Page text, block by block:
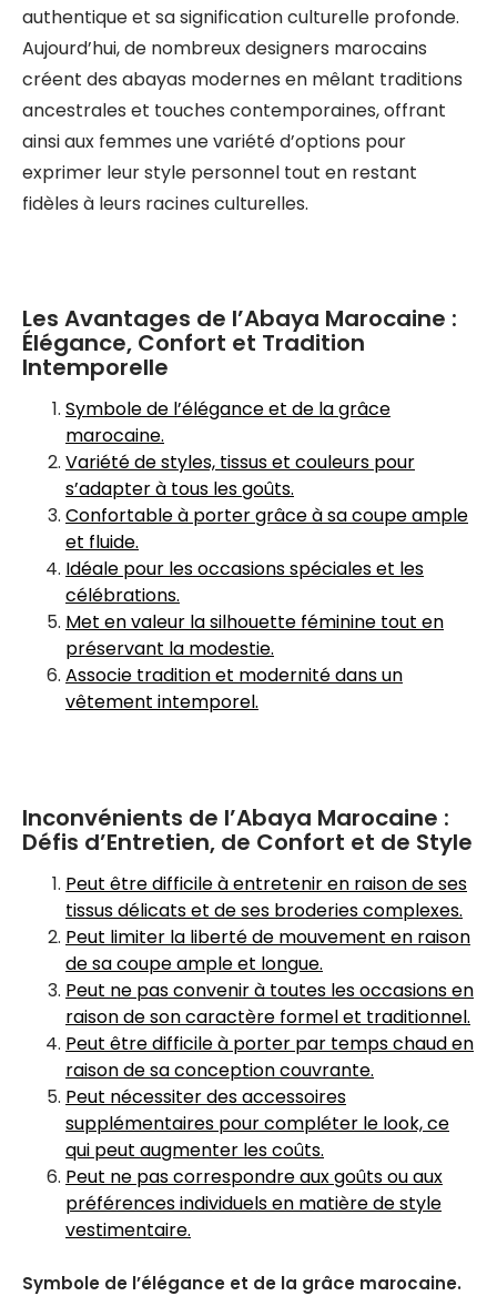
authentique et sa signification culturelle profonde.
Aujourd’hui, de nombreux designers marocains
créent des abayas modernes en mêlant traditions
ancestrales et touches contemporaines, offrant
ainsi aux femmes une variété d’options pour
exprimer leur style personnel tout en restant
fidèles à leurs racines culturelles.
Les Avantages de l’Abaya Marocaine :
Élégance, Confort et Tradition
Intemporelle
Symbole de l’élégance et de la grâce
marocaine.
Variété de styles, tissus et couleurs pour
s’adapter à tous les goûts.
Confortable à porter grâce à sa coupe ample
et fluide.
Idéale pour les occasions spéciales et les
célébrations.
Met en valeur la silhouette féminine tout en
préservant la modestie.
Associe tradition et modernité dans un
vêtement intemporel.
Inconvénients de l’Abaya Marocaine :
Défis d’Entretien, de Confort et de Style
Peut être difficile à entretenir en raison de ses
tissus délicats et de ses broderies complexes.
Peut limiter la liberté de mouvement en raison
de sa coupe ample et longue.
Peut ne pas convenir à toutes les occasions en
raison de son caractère formel et traditionnel.
Peut être difficile à porter par temps chaud en
raison de sa conception couvrante.
Peut nécessiter des accessoires
supplémentaires pour compléter le look, ce
qui peut augmenter les coûts.
Peut ne pas correspondre aux goûts ou aux
préférences individuels en matière de style
vestimentaire.
Symbole de l’élégance et de la grâce marocaine.